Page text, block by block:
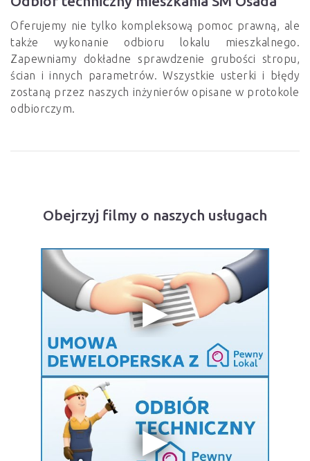
Oferujemy nie tylko kompleksową pomoc prawną, ale
także wykonanie odbioru lokalu mieszkalnego.
Zapewniamy dokładne sprawdzenie grubości stropu,
ścian i innych parametrów. Wszystkie usterki i błędy
zostaną przez naszych inżynierów opisane w protokole
odbiorczym.
Obejrzyj filmy o naszych usługach